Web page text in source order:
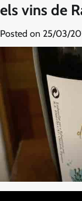
els vins de
Posted on 25/03/